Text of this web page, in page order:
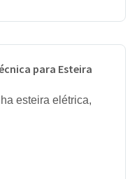
para Esteira
esteira elétrica,